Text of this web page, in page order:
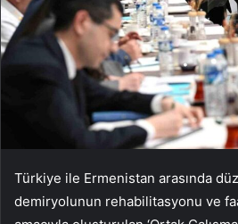
Türkiye ile Ermenistan arasında
demiryolunun rehabilitasyonu ve